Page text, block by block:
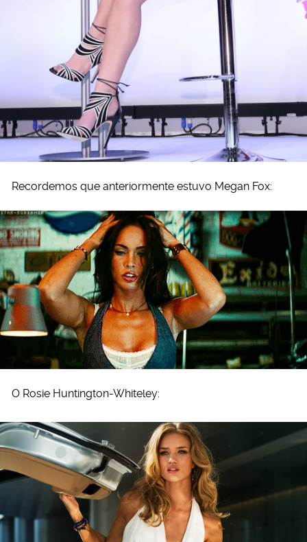
Recordemos que anteriormente estuvo Megan Fox:
O Rosie Huntington-Whiteley: